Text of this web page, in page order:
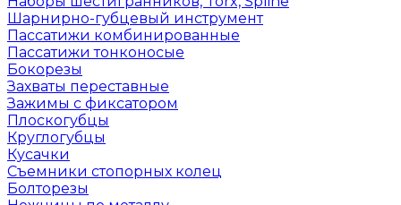
Шарнирно-губцевый инструмент
Пассатижи комбинированные
Пассатижи тонконосые
Бокорезы
Захваты переставные
Зажимы с фиксатором
Плоскогубцы
Круглогубцы
Кусачки
Съемники стопорных колец
Болторезы